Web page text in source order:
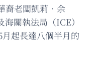
裔老闆凱莉‧余
關執法局（ICE）
起長達八個半月的